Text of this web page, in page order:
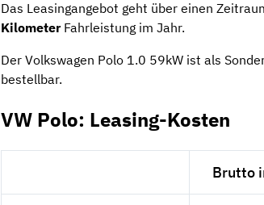
Das Leasingangebot geht über einen
KilometerFahrleistung im Jahr.
Der Volkswagen Polo 1.0 59kW ist als
bestellbar.
VW Polo: Leasing-Kosten
Brutto